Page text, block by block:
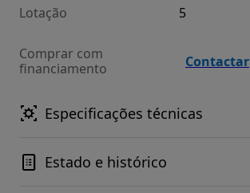
Lotação 5
Comprar com
financiamento
Contactar
Especificações técnicas
Estado e histórico